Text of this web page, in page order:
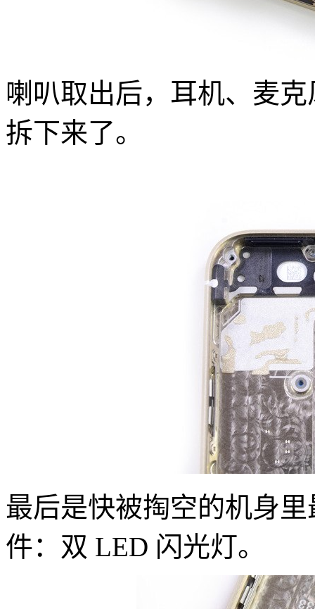
喇叭取出后，耳机、麦
拆下来了。
最后是快被掏空的机身
件：双 LED 闪光灯。